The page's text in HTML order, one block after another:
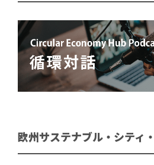
欧州サステナブル・シティ